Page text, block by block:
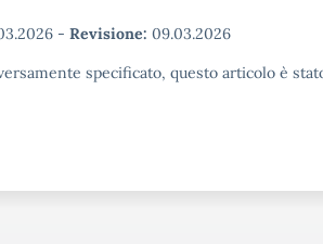
- Revisione: 09.03.2026
specificato, questo articolo è